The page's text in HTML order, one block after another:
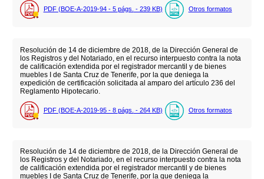
PDF (BOE-A-2019-94 - 5 págs. - 239 KB) Otros formatos
Resolución de 14 de diciembre de 2018, de la Dirección General de
los Registros y del Notariado, en el recurso interpuesto contra la nota
de calificación extendida por el registrador mercantil y de bienes
muebles I de Santa Cruz de Tenerife, por la que deniega la
expedición de certificación solicitada al amparo del artículo 236 del
Reglamento Hipotecario.
PDF (BOE-A-2019-95 - 8 págs. - 264 KB) Otros formatos
Resolución de 14 de diciembre de 2018, de la Dirección General de
los Registros y del Notariado, en el recurso interpuesto contra la nota
de calificación extendida por el registrador mercantil y de bienes
muebles I de Santa Cruz de Tenerife, por la que deniega la